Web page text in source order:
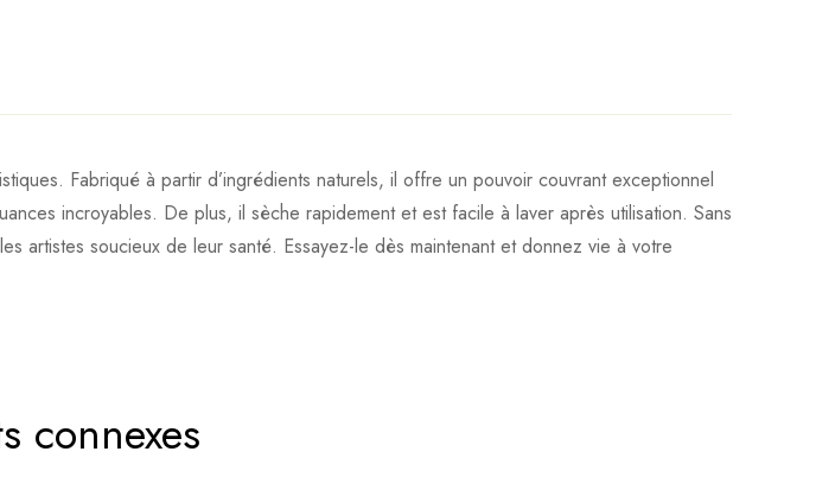
Fabriqué à partir d’ingrédients naturels, il offre un pouvoir couvrant exceptionnel
incroyables. De plus, il sèche rapidement et est facile à laver après utilisation. Sans
artistes soucieux de leur santé. Essayez-le dès maintenant et donnez vie à votre
connexes